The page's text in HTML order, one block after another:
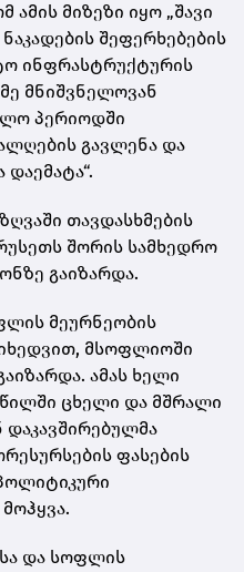
ამის მიზეზი იყო „შავი
შეფერხებების
ინფრასტრუქტურის
მნიშვნელოვან
პერიოდში
გავლენა და
თავდასხმების
შორის სამხედრო
გაიზარდა.
მეურნეობის
მსოფლიოში
ამას ხელი
ცხელი და მშრალი
დაკავშირებულმა
ფასების
და სოფლის